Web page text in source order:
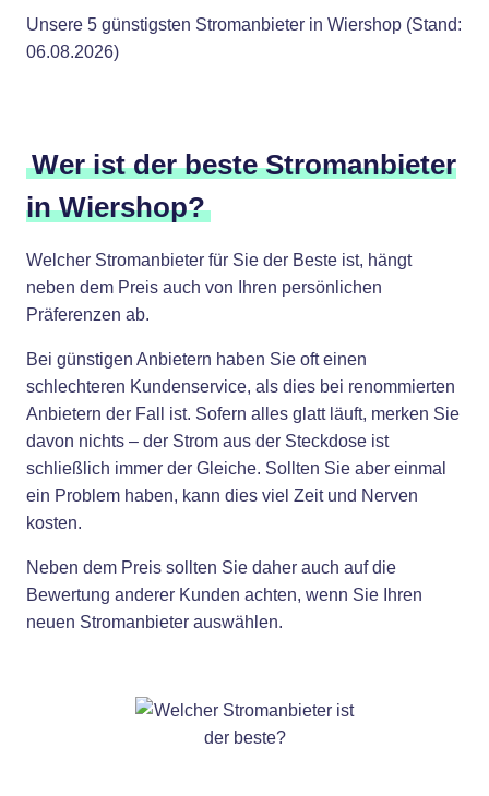
Unsere 5 günstigsten Stromanbieter in Wiershop (Stand:
06.08.2026)
Wer ist der beste Stromanbieter
in Wiershop?
Welcher Stromanbieter für Sie der Beste ist, hängt
neben dem Preis auch von Ihren persönlichen
Präferenzen ab.
Bei günstigen Anbietern haben Sie oft einen
schlechteren Kundenservice, als dies bei renommierten
Anbietern der Fall ist. Sofern alles glatt läuft, merken Sie
davon nichts – der Strom aus der Steckdose ist
schließlich immer der Gleiche. Sollten Sie aber einmal
ein Problem haben, kann dies viel Zeit und Nerven
kosten.
Neben dem Preis sollten Sie daher auch auf die
Bewertung anderer Kunden achten, wenn Sie Ihren
neuen Stromanbieter auswählen.